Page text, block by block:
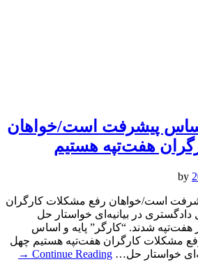
اساس پیشرفت است/خواهان
هفت‌تپه هستیم
است/خواهان رفع مشکلات کارگران
در بیانیه‌ای خواستار حل
شدند. “کارگر” پایه و اساس
مشکلات کارگران هفت‌تپه هستیم چهل
خواستار حل… Continue Reading
→